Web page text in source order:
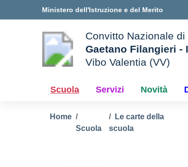
Ministero dell'Istruzione e del Merito
scuola
Convitto Nazionale di
Gaetano Filangieri -
Vibo Valentia (VV)
Scuola Servizi Novità
Home
Scuola
Le carte della
scuola